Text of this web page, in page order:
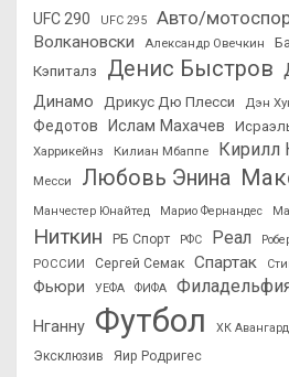
UFC 290 UFC 295 Авто/
Волкановски
Александр Овечкин
Кэпиталз
Денис Быстров
Динамо Дрикус Дю Плесси Дэн
Федотов
Ислам Махачев
Харрикейнз
Килиан Мбаппе Кирилл
Месси
Любовь Энина
Манчестер Юнайтед Марио Фернандес
Ниткин
РБ Спорт РФС Реал
РОССИИ
Сергей Семак Спартак
Фьюри
УЕФА ФИФА
Нганну Футбол ХК Авангард
Эксклюзив Яир Родригес